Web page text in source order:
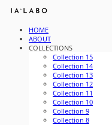
HOME
ABOUT
COLLECTIONS
Collection 15
Collection 14
Collection 13
Collection 12
Collection 11
Collection 10
Collection 9
Collection 8